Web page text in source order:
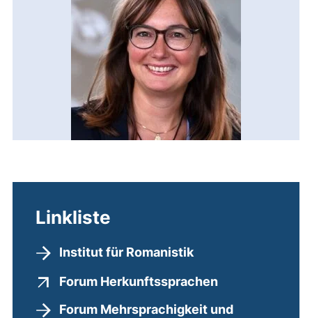
Linkliste
Institut für Romanistik
Forum Herkunftssprachen(externer Link,
Forum Mehrsprachigkeit und